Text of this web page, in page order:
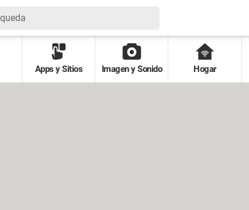
Apps y Sitios Imagen y Sonido Hogar